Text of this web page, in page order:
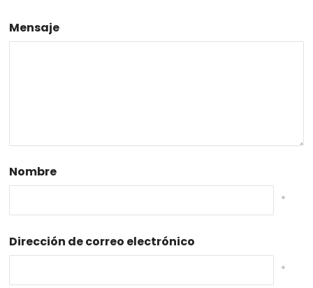
Mensaje
Nombre
*
Dirección de correo electrónico
*